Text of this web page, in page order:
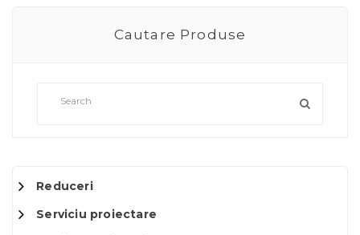
Cautare Produse
Reduceri
Serviciu proiectare